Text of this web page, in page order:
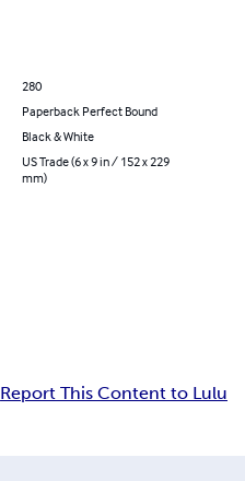
280
Paperback Perfect Bound
Black & White
US Trade (6 x 9 in / 152 x 229
mm)
Report This Content to Lulu